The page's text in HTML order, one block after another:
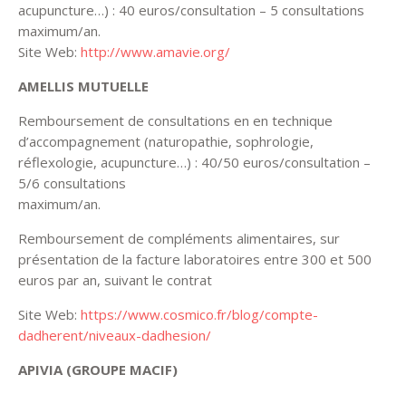
acupuncture…) : 40 euros/consultation – 5 consultations
maximum/an.
Site Web: http://www.amavie.org/
AMELLIS MUTUELLE
Remboursement de consultations en en technique
d’accompagnement (naturopathie, sophrologie,
réflexologie, acupuncture…) : 40/50 euros/consultation –
5/6 consultations
maximum/an.
Remboursement de compléments alimentaires, sur
présentation de la facture laboratoires entre 300 et 500
euros par an, suivant le contrat
Site Web: https://www.cosmico.fr/blog/compte-
dadherent/niveaux-dadhesion/
APIVIA (GROUPE MACIF)